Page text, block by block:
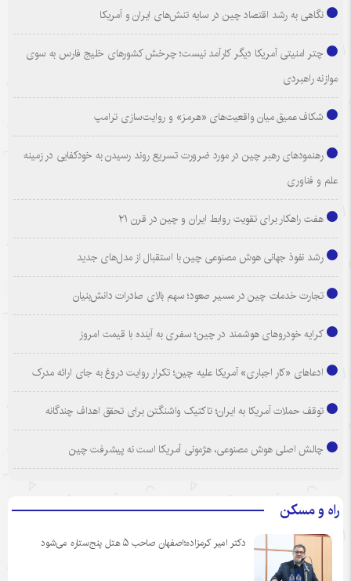
نگاهی به رشد اقتصاد چین در سایه تنش‌های ایران و آمریکا
چتر امنیتی آمریکا دیگر کارآمد نیست؛ چرخش کشورهای خلیج فارس به سوی
موازنه راهبردی
شکاف عمیق میان واقعیت‌های «هرمز» و روایت‌سازی ترامپ
رهنمودهای رهبر چین در مورد ضرورت تسریع روند رسیدن به خودکفایی در زمینه
علم و فناوری
هفت راهکار برای تقویت روابط ایران و چین در قرن ۲۱
رشد نفوذ جهانی هوش مصنوعی چین با استقبال از مدل‌های جدید
تجارت خدمات چین در مسیر صعود؛ سهم بالای صادرات دانش‌بنیان
کرایه خودروهای هوشمند در چین؛ سفری به آینده با قیمت امروز
ادعاهای «کار اجباری» آمریکا علیه چین؛ تکرار روایت دروغ به جای ارائه مدرک
توقف حملات آمریکا به ایران؛ تاکتیک واشنگتن برای تحقق اهداف چندگانه
چالش اصلی هوش مصنوعی، هژمونی آمریکا است نه پیشرفت چین
راه و مسکن
دکتر امیر کرمزاده؛اصفهان صاحب ۵ هتل پنج‌ستاره می‌شود